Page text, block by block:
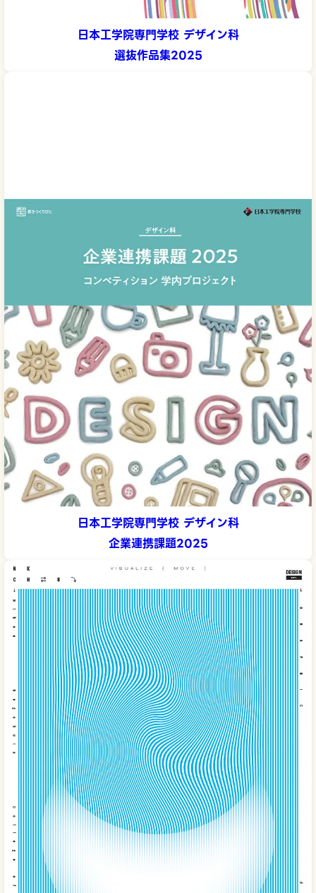
日本工学院専門学校 デザイン科
選抜作品集2025
日本工学院専門学校 デザイン科
企業連携課題2025